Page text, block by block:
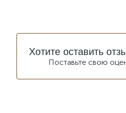
Хотите оставить
Поставьте свою